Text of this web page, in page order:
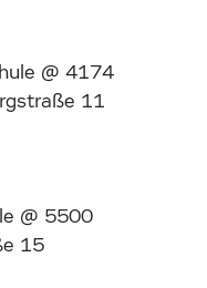
@ 4174
11
@ 5500
15